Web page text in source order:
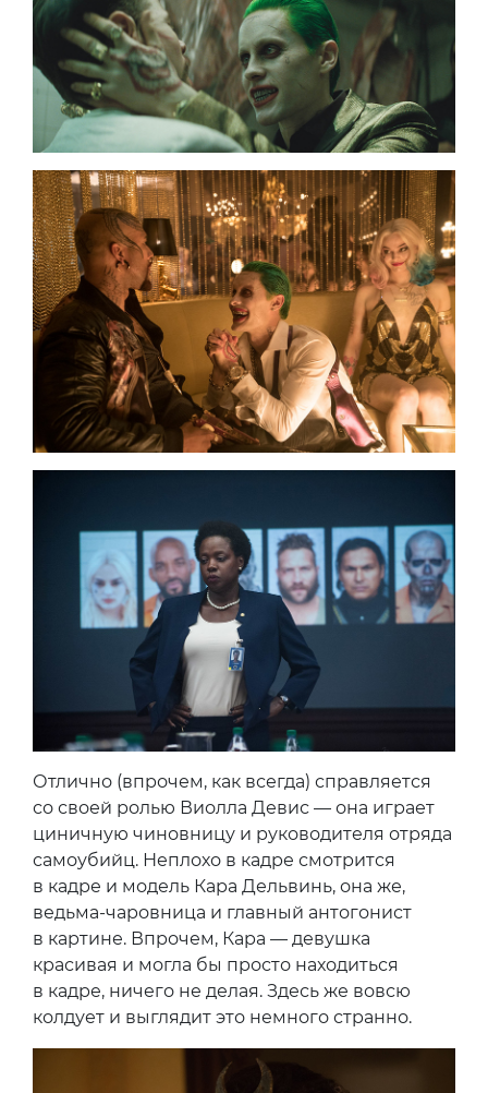
Отлично (впрочем, как всегда) справляется
со своей ролью Виолла Девис — она играет
циничную чиновницу и руководителя отряда
самоубийц. Неплохо в кадре смотрится
в кадре и модель Кара Дельвинь, она же,
ведьма-чаровница и главный антогонист
в картине. Впрочем, Кара — девушка
красивая и могла бы просто находиться
в кадре, ничего не делая. Здесь же вовсю
колдует и выглядит это немного странно.